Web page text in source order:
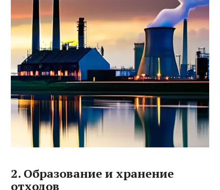
2. Образование и хранение
отходов